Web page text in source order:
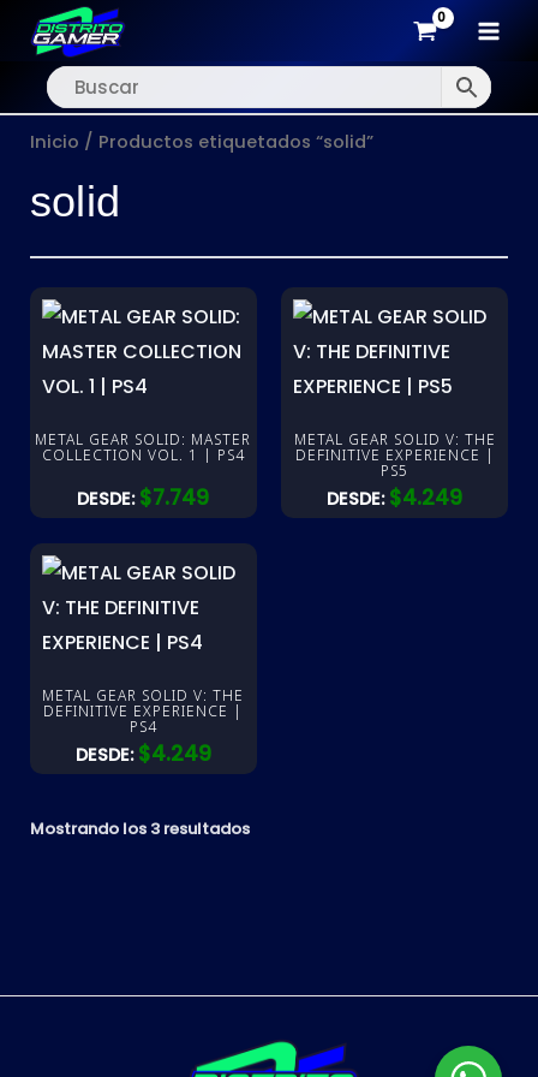
al
contenido
Inicio / Productos etiquetados “solid”
solid
METAL GEAR SOLID: MASTER
COLLECTION VOL. 1 | PS4
DESDE: $7.749
METAL GEAR SOLID V: THE
DEFINITIVE EXPERIENCE |
PS5
DESDE: $4.249
METAL GEAR SOLID V: THE
DEFINITIVE EXPERIENCE |
PS4
DESDE: $4.249
Mostrando los 3 resultados